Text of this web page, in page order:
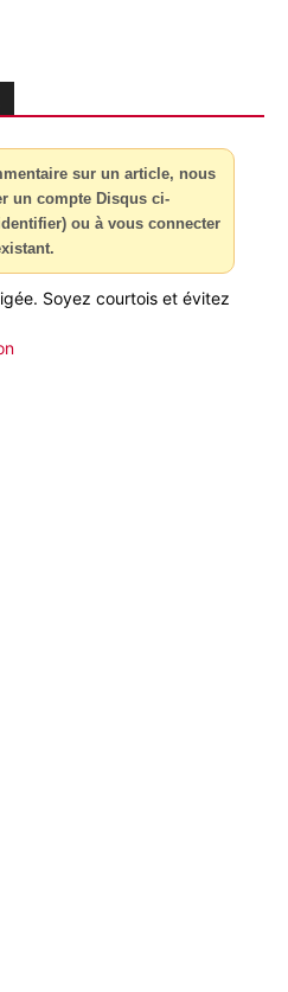
sur un article, nous
un compte Disqus ci-
ou à vous connecter
Soyez courtois et évitez